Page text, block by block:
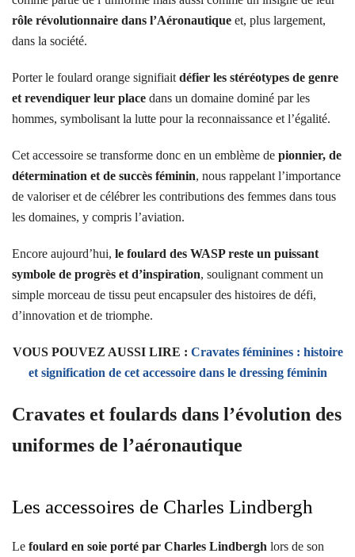
rôle révolutionnaire dans l’Aéronautique et, plus largement,
dans la société.
Porter le foulard orange signifiait défier les stéréotypes de genre
et revendiquer leur place dans un domaine dominé par les
hommes, symbolisant la lutte pour la reconnaissance et l’égalité.
Cet accessoire se transforme donc en un emblème de pionnier, de
détermination et de succès féminin, nous rappelant l’importance
de valoriser et de célébrer les contributions des femmes dans tous
les domaines, y compris l’aviation.
Encore aujourd’hui, le foulard des WASP reste un puissant
symbole de progrès et d’inspiration, soulignant comment un
simple morceau de tissu peut encapsuler des histoires de défi,
d’innovation et de triomphe.
VOUS POUVEZ AUSSI LIRE : Cravates féminines : histoire
et signification de cet accessoire dans le dressing féminin
Cravates et foulards dans l’évolution des
uniformes de l’aéronautique
Les accessoires de Charles Lindbergh
Le foulard en soie porté par Charles Lindbergh lors de son